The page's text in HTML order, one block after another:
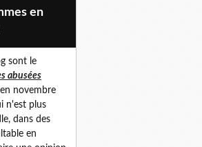
sont le
abusées
novembre
n'est plus
dans des
en